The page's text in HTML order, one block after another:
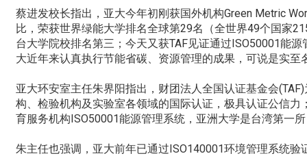
蔡进发校长指出，亚大今年初刚获国外机构Green Metric
比，荣获世界绿能大学排名全球第29名（全世界49个国家
台大学院校排名第三；今天又获TAF见证通过ISO50001能
大近年来认真执行节能省碳、资源管理的成果，可说是实至
亚大环安室主任朱界阳指出，财团法人全国认证基金会
构、检验机构及实验室各领域的国际认证，极具认证公信力
育服务机构ISO50001能源管理系统，亚洲大学是台湾第一
朱主任也强调，亚大前年已通过ISO140001环境管理系统验